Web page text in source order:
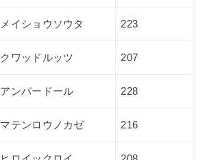
メイショウソウタ 223
クワッドルッツ 207
アンバードール 228
マテンロウノカゼ 216